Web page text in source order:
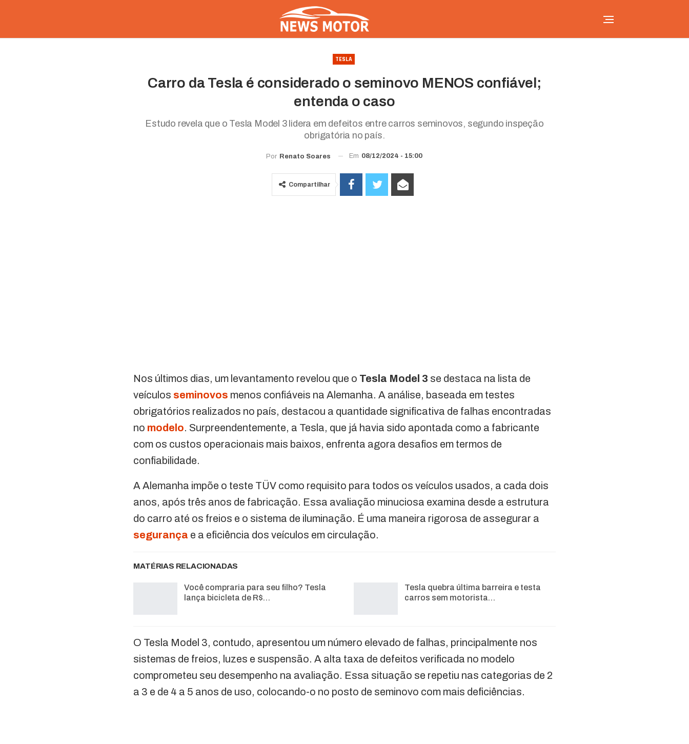
TESLA
Carro da Tesla é considerado o seminovo MENOS confiável;
entenda o caso
Estudo revela que o Tesla Model 3 lidera em defeitos entre carros seminovos, segundo inspeção
obrigatória no país.
Por Renato Soares Em 08/12/2024 - 15:00
Compartilhar
Nos últimos dias, um levantamento revelou que o Tesla Model 3 se destaca na lista de
veículos seminovos menos confiáveis na Alemanha. A análise, baseada em testes
obrigatórios realizados no país, destacou a quantidade significativa de falhas encontradas
no modelo. Surpreendentemente, a Tesla, que já havia sido apontada como a fabricante
com os custos operacionais mais baixos, enfrenta agora desafios em termos de
confiabilidade.
A Alemanha impõe o teste TÜV como requisito para todos os veículos usados, a cada dois
anos, após três anos de fabricação. Essa avaliação minuciosa examina desde a estrutura
do carro até os freios e o sistema de iluminação. É uma maneira rigorosa de assegurar a
segurança e a eficiência dos veículos em circulação.
MATÉRIAS RELACIONADAS
Você compraria para seu filho? Tesla
lança bicicleta de R$…
Tesla quebra última barreira e testa
carros sem motorista…
O Tesla Model 3, contudo, apresentou um número elevado de falhas, principalmente nos
sistemas de freios, luzes e suspensão. A alta taxa de defeitos verificada no modelo
comprometeu seu desempenho na avaliação. Essa situação se repetiu nas categorias de 2
a 3 e de 4 a 5 anos de uso, colocando-o no posto de seminovo com mais deficiências.